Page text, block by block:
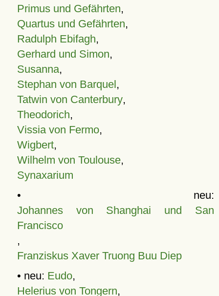
Primus und Gefährten,
Quartus und Gefährten,
Radulph Ebifagh,
Gerhard und Simon,
Susanna,
Stephan von Barquel,
Tatwin von Canterbury,
Theodorich,
Vissia von Fermo,
Wigbert,
Wilhelm von Toulouse,
Synaxarium
• neu:
Johannes von Shanghai und San
Francisco
,
Franziskus Xaver Truong Buu Diep
• neu: Eudo,
Helerius von Tongern,